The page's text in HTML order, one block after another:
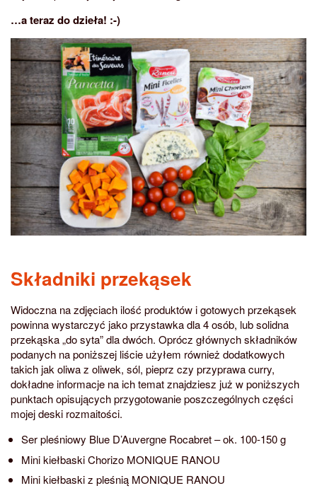
…a teraz do dzieła! :-)
Składniki przekąsek
Widoczna na zdjęciach ilość produktów i gotowych przekąsek
powinna wystarczyć jako przystawka dla 4 osób, lub solidna
przekąska „do syta” dla dwóch. Oprócz głównych składników
podanych na poniższej liście użyłem również dodatkowych
takich jak oliwa z oliwek, sól, pieprz czy przyprawa curry,
dokładne informacje na ich temat znajdziesz już w poniższych
punktach opisujących przygotowanie poszczególnych części
mojej deski rozmaitości.
Ser pleśniowy Blue D’Auvergne Rocabret – ok. 100-150 g
Mini kiełbaski Chorizo MONIQUE RANOU
Mini kiełbaski z pleśnią MONIQUE RANOU